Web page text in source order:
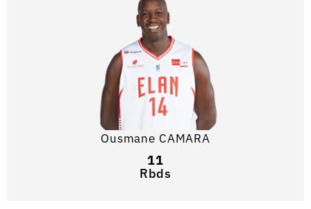
Ousmane CAMARA
11
Rbds